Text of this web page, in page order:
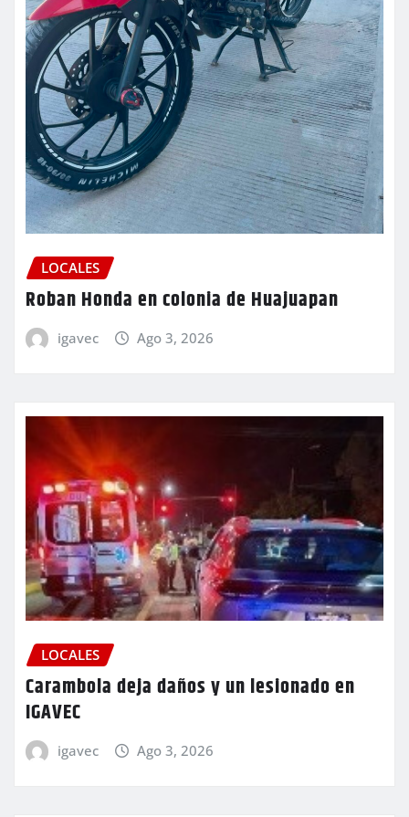
LOCALES
Roban Honda en colonia de Huajuapan
igavec Ago 3, 2026
LOCALES
Carambola deja daños y un lesionado en
IGAVEC
igavec Ago 3, 2026